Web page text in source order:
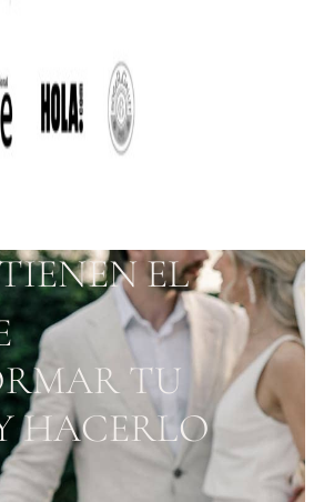
TIENEN EL
TU
HACERLO